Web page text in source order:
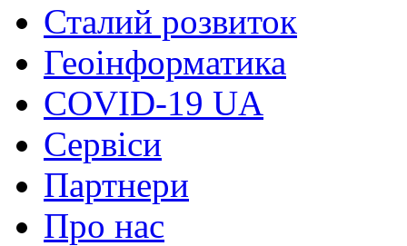
Сталий розвиток
Геоінформатика
COVID-19 UA
Сервіси
Партнери
Про нас